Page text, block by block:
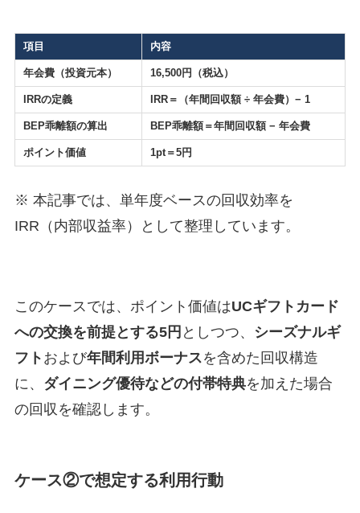
項目 内容
年会費（投資元本） 16,500円（税込）
IRRの定義 IRR＝（年間回収額 ÷ 年会費）− 1
BEP乖離額の算出 BEP乖離額＝年間回収額 − 年会費
ポイント価値 1pt＝5円
※ 本記事では、単年度ベースの回収効率を
IRR（内部収益率）として整理しています。
このケースでは、ポイント価値はUCギフトカード
への交換を前提とする5円 としつつ、
シーズナルギ
フト および年間利用ボーナスを含めた回収構造
に、 ダイニング優待などの付帯特典を加えた場合
の回収を確認します。
ケース②で想定する利用行動